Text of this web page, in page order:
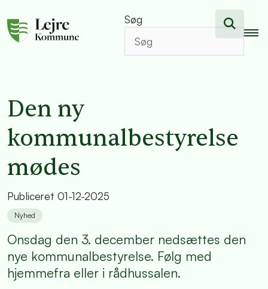
Søg
Den ny
kommunalbestyrelse
mødes
Publiceret 01-12-2025
Nyhed
Onsdag den 3. december nedsættes den
nye kommunalbestyrelse. Følg med
hjemmefra eller i rådhussalen.